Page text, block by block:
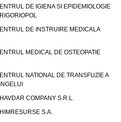
DE IGIENA SI EPIDEMIOLOGIE
DE INSTRUIRE MEDICALA
MEDICAL DE OSTEOPATIE
NATIONAL DE TRANSFUZIE A
COMPANY S.R.L.
S.A.